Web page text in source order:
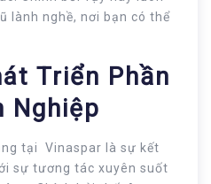
lành nghề, nơi bạn có thể
Triển Phần
Nghiệp
tại Vinaspar là sự kết
sự tương tác xuyên suốt